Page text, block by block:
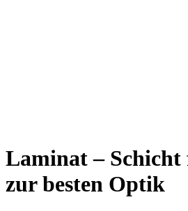
Laminat –
zur besten Optik